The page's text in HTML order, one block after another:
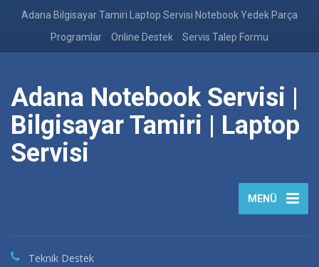
Adana Bilgisayar Tamiri Laptop Servisi Notebook Yedek Parça
Programlar
Online Destek Servis Talep Formu
Adana Notebook Servisi |
Bilgisayar Tamiri | Laptop
Servisi
MENÜ
Teknik Destek